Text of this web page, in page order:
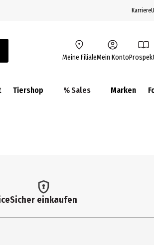
Karriere
Meine FilialeMein Konto
Tiershop % Sales Marken
Sicher einkaufen